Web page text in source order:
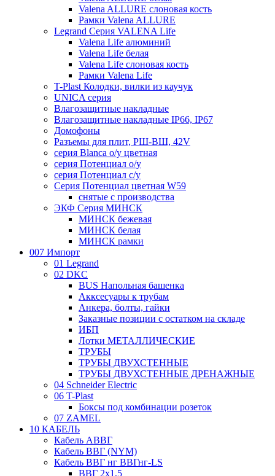
Valena ALLURE слоновая кость
Рамки Valena ALLURE
Legrand Серия VALENA Life
Valena Life алюминий
Valena Life белая
Valena Life слоновая кость
Рамки Valena Life
T-Plast Колодки, вилки из каучук
UNICA серия
Влагозащитные накладные
Влагозащитные накладные IP66, IP67
Домофоны
Разъемы для плит, РШ-ВШ, 42V
серия Blanca о/у цветная
серия Потенциал о/у
серия Потенциал с/у
Серия Потенциал цветная W59
снятые с производства
ЭКФ Серия МИНСК
МИНСК бежевая
МИНСК белая
МИНСК рамки
007 Импорт
01 Legrand
02 DKC
BUS Напольная башенка
Акксесуары к трубам
Анкера, болты, гайки
Заказные позиции с остатком на складе
ИБП
Лотки МЕТАЛЛИЧЕСКИЕ
ТРУБЫ
ТРУБЫ ДВУХСТЕННЫЕ
ТРУБЫ ДВУХСТЕННЫЕ ДРЕНАЖНЫЕ
04 Schneider Electric
06 T-Plast
Боксы под комбинации розеток
07 ZAMEL
10 КАБЕЛЬ
Кабель АВВГ
Кабель ВВГ (NYM)
Кабель ВВГ нг ВВГнг-LS
ВВГ 2х1,5